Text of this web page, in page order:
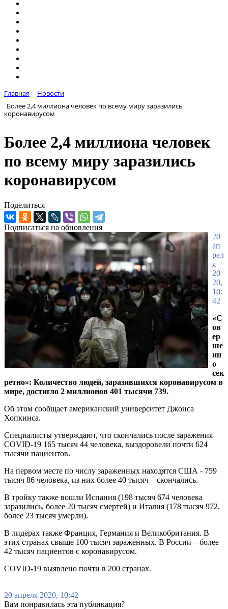
Главная
Новости
Более 2,4 миллиона человек по всему миру заразились
коронавирусом
Более 2,4 миллиона человек
по всему миру заразились
коронавирусом
Поделиться
Подписаться на обновления
20
ап
рел
я
20
20,
10:
42
«С
ов
ер
ше
нн
о
сек
ретно»: Количество людей, заразившихся коронавирусом в
мире, достигло 2 миллионов 401 тысячи 739.
Об этом сообщает американский университет Джонса
Хопкинса.
Специалисты утверждают, что скончались после заражения
COVID-19 165 тысяч 44 человека, выздоровели почти 624
тысячи пациентов.
На первом месте по числу зараженных находятся США - 759
тысяч 86 человека, из них более 40 тысяч – скончались.
В тройку также вошли Испания (198 тысяч 674 человека
заразились, более 20 тысяч смертей) и Италия (178 тысяч 972,
более 23 тысяч умерли).
В лидерах также Франция, Германия и Великобритания. В
этих странах свыше 100 тысяч зараженных. В России – более
42 тысяч пациентов с коронавирусом.
COVID-19 выявлено почти в 200 странах.
20 апреля 2020, 10:42
Вам понравилась эта публикация?